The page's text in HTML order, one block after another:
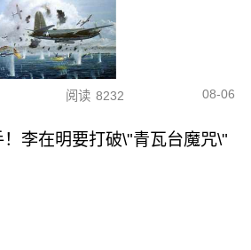
阅读 8232 08-06
李在明要打破\"青瓦台魔咒\"